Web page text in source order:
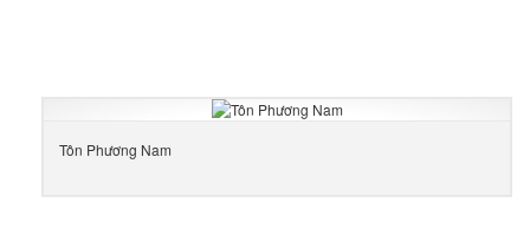
Tôn Phương Nam